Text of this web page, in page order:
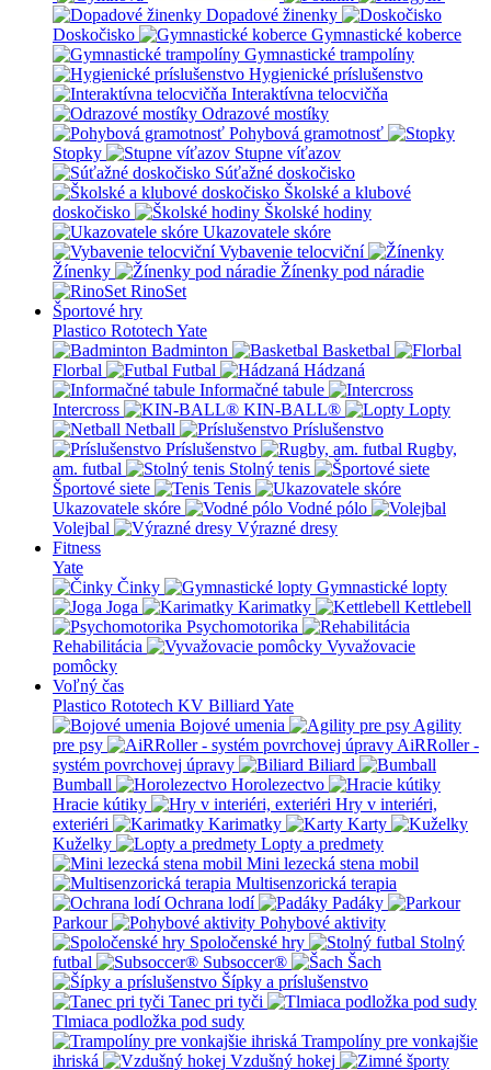
Dopadové žinenky
Doskočisko
Gymnastické koberce
Gymnastické trampolíny
Hygienické príslušenstvo
Interaktívna telocvičňa
Odrazové mostíky
Pohybová gramotnosť
Stopky
Stupne víťazov
Súťažné doskočisko
Školské a klubové
doskočisko
Školské hodiny
Ukazovatele skóre
Vybavenie telocviční
Žínenky
Žínenky pod náradie
RinoSet
Športové hry
Plastico Rototech Yate
Badminton
Basketbal
Florbal
Futbal
Hádzaná
Informačné tabule
Intercross
KIN-BALL®
Lopty
Netball
Príslušenstvo
Príslušenstvo
Rugby,
am. futbal
Stolný tenis
Športové siete
Tenis
Ukazovatele skóre
Vodné pólo
Volejbal
Výrazné dresy
Fitness
Yate
Činky
Gymnastické lopty
Joga
Karimatky
Kettlebell
Psychomotorika
Rehabilitácia
Vyvažovacie
pomôcky
Voľný čas
Plastico Rototech KV Billiard Yate
Bojové umenia
Agility
pre psy
AiRRoller -
systém povrchovej úpravy
Biliard
Bumball
Horolezectvo
Hracie kútiky
Hry v interiéri,
exteriéri
Karimatky
Karty
Kuželky
Lopty a predmety
Mini lezecká stena mobil
Multisenzorická terapia
Ochrana lodí
Padáky
Parkour
Pohybové aktivity
Spoločenské hry
Stolný
futbal
Subsoccer®
Šach
Šípky a príslušenstvo
Tanec pri tyči
Tlmiaca podložka pod sudy
Trampolíny pre vonkajšie
ihriská
Vzdušný hokej